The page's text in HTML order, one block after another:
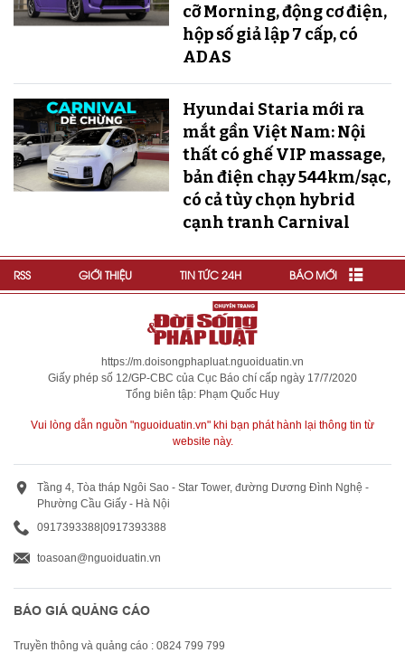
cỡ Morning, động cơ điện,
hộp số giả lập 7 cấp, có
ADAS
Hyundai Staria mới ra
mắt gần Việt Nam: Nội
thất có ghế VIP massage,
bản điện chạy 544km/sạc,
có cả tùy chọn hybrid
cạnh tranh Carnival
RSS GIỚI THIỆU TIN TỨC 24H BÁO MỚI
https://m.doisongphapluat.nguoiduatin.vn
Giấy phép số 12/GP-CBC của Cục Báo chí cấp ngày 17/7/2020
Tổng biên tập: Phạm Quốc Huy
Vui lòng dẫn nguồn "nguoiduatin.vn" khi bạn phát hành lại thông tin từ
website này.
Tầng 4, Tòa tháp Ngôi Sao - Star Tower, đường Dương Đình Nghệ -
Phường Cầu Giấy - Hà Nội
0917393388|0917393388
toasoan@nguoiduatin.vn
BÁO GIÁ QUẢNG CÁO
Truyền thông và quảng cáo : 0824 799 799